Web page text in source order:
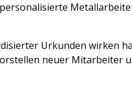
Urkunden wirken
neuer Mitarbeiter